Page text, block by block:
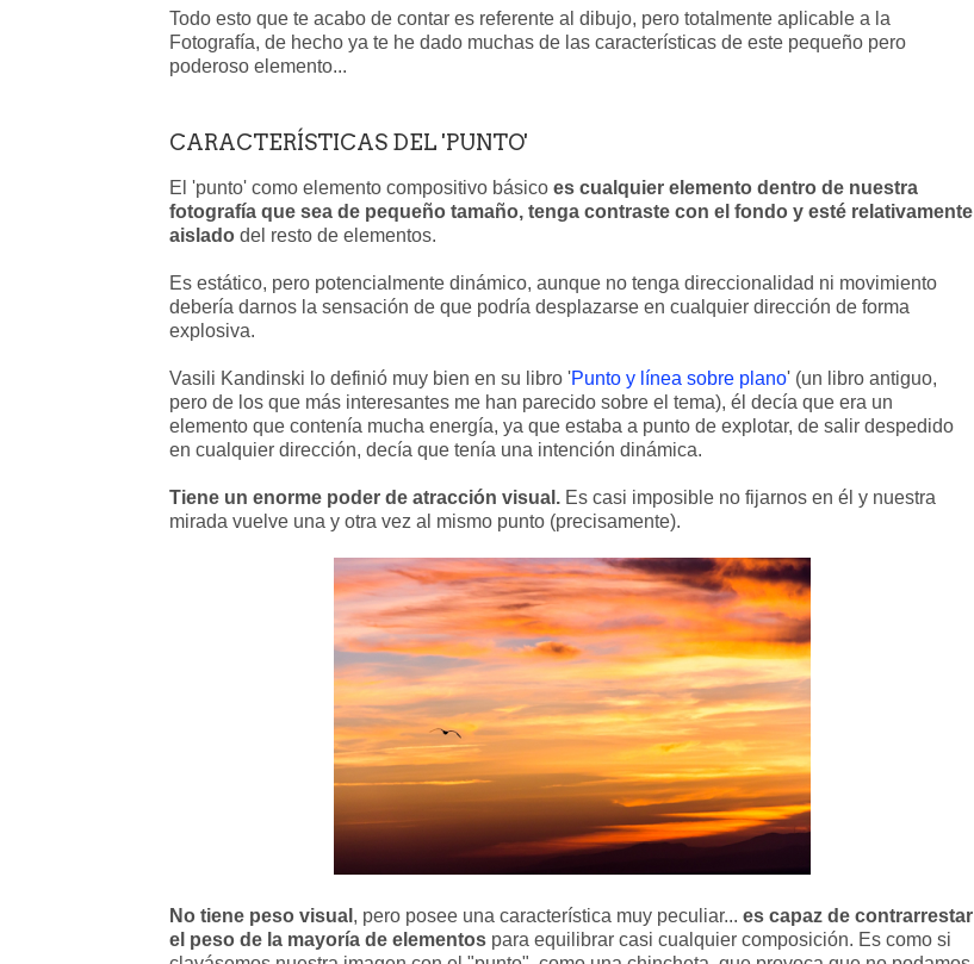
Todo esto que te acabo de contar es referente al dibujo, pero totalmente aplicable a la
Fotografía, de hecho ya te he dado muchas de las características de este pequeño pero
poderoso elemento...
CARACTERÍSTICAS DEL 'PUNTO'
El 'punto' como elemento compositivo básico es cualquier elemento dentro de nuestra
fotografía que sea de pequeño tamaño, tenga contraste con el fondo y esté relativamente
aislado del resto de elementos.
Es estático, pero potencialmente dinámico, aunque no tenga direccionalidad ni movimiento
debería darnos la sensación de que podría desplazarse en cualquier dirección de forma
explosiva.
Vasili Kandinski lo definió muy bien en su libro 'Punto y línea sobre plano' (un libro antiguo,
pero de los que más interesantes me han parecido sobre el tema), él decía que era un
elemento que contenía mucha energía, ya que estaba a punto de explotar, de salir despedido
en cualquier dirección, decía que tenía una intención dinámica.
Tiene un enorme poder de atracción visual. Es casi imposible no fijarnos en él y nuestra
mirada vuelve una y otra vez al mismo punto (precisamente).
No tiene peso visual , pero posee una característica muy peculiar... es capaz de contrarrestar
el peso de la mayoría de elementos para equilibrar casi cualquier composición. Es como si